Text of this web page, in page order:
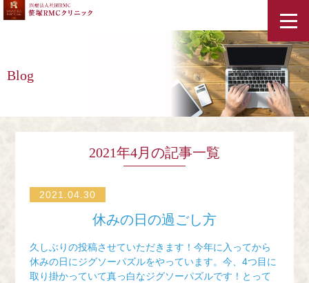
Blog
2021年4月の記事一覧
2021.04.30
休みの日の過ごし方
久しぶりの投稿させていただきます！今年に入ってから
休みの日にジグソーパズルをやっています。今、4つ目に
取り掛かっていて真っ白なジグソーパズルです！とって
クリニック紹介・アクセス
診療案内
料金表